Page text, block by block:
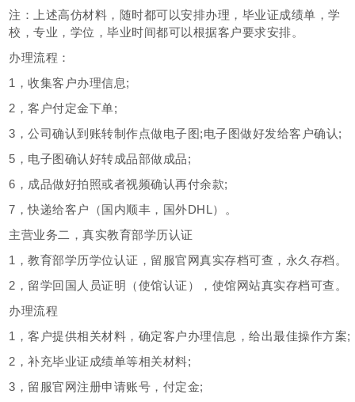
注：上述高仿材料，随时都可以安排办理，毕业证成绩单，学
校，专业，学位，毕业时间都可以根据客户要求安排。
办理流程：
1，收集客户办理信息;
2，客户付定金下单;
3，公司确认到账转制作点做电子图;电子图做好发给客户确认;
5，电子图确认好转成品部做成品;
6，成品做好拍照或者视频确认再付余款;
7，快递给客户（国内顺丰，国外DHL）。
主营业务二，真实教育部学历认证
1，教育部学历学位认证，留服官网真实存档可查，永久存档。
2，留学回国人员证明（使馆认证），使馆网站真实存档可查。
办理流程
1，客户提供相关材料，确定客户办理信息，给出最佳操作方案;
2，补充毕业证成绩单等相关材料;
3，留服官网注册申请账号，付定金;